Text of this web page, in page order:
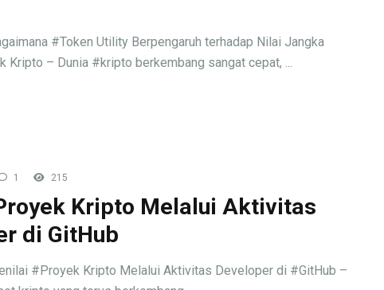
#Token Utility Berpengaruh terhadap Nilai Jangka
Kripto – Dunia #kripto berkembang sangat cepat, ...
1 215
Kripto Melalui Aktivitas
di GitHub
#Proyek Kripto Melalui Aktivitas Developer di #GitHub –